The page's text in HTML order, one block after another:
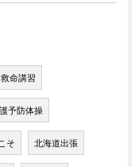
救命講習
予防体操
そ 北海道出張